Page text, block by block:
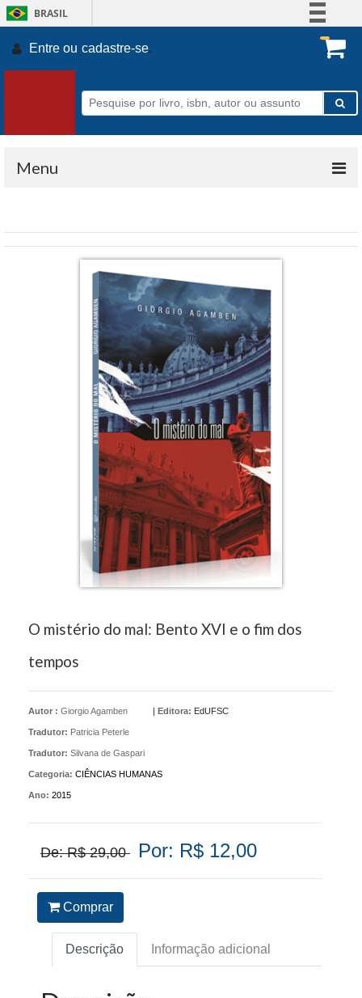
BRASIL
Participe
Acesso à informação
Legislação
Entre ou cadastre-se.
Menu
O mistério do mal: Bento XVI e o fim dos
tempos
Autor : Giorgio Agamben
Tradutor: Patricia Peterle
Tradutor: Silvana de Gaspari
Editora: EdUFSC
Categoria: CIÊNCIAS HUMANAS
Ano: 2015
De: R$ 29,00 Por: R$ 12,00
Comprar
Descrição Informação adicional